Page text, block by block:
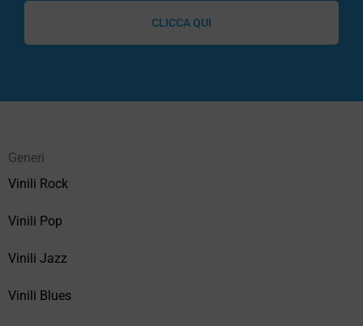
CLICCA QUI
Generi
Vinili Rock
Vinili Pop
Vinili Jazz
Vinili Blues